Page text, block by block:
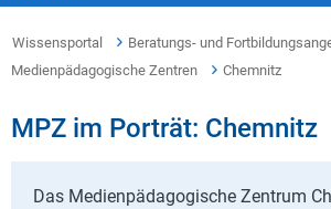
Wissensportal
Beratungs- und
Medienpädagogische Zentren
Chemnitz
MPZ im Porträt: Chemnitz
Das Medienpädagogische Zentrum